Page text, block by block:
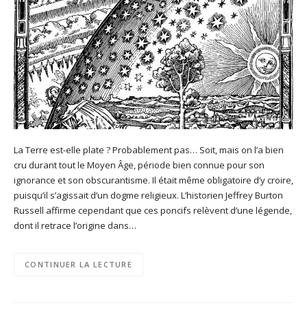
La Terre est-elle plate ? Probablement pas… Soit, mais on l’a bien
cru durant tout le Moyen Âge, période bien connue pour son
ignorance et son obscurantisme. Il était même obligatoire d’y croire,
puisqu’il s’agissait d’un dogme religieux. L’historien Jeffrey Burton
Russell affirme cependant que ces poncifs relèvent d’une légende,
dont il retrace l’origine dans…
CONTINUER LA LECTURE